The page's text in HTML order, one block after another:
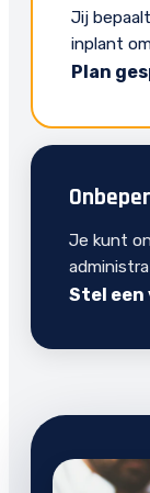
Jij
inplant
Plan
Je kunt
Stel een